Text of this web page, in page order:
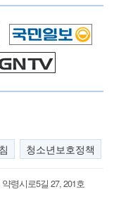
청소년보호정책
령시로5길 27, 201호